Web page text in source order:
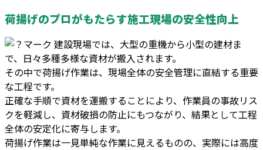
荷揚げのプロがもたらす施工現場の安全性向上
建設現場では、大型の重機から小型の建材ま
で、日々多種多様な資材が搬入されます。
その中で荷揚げ作業は、現場全体の安全管理に直結する重要
な工程です。
正確な手順で資材を運搬することにより、作業員の事故リス
クを軽減し、資材破損の防止にもつながり、結果として工程
全体の安定化に寄与します。
荷揚げ作業は一見単純な作業に見えるものの、実際には高度